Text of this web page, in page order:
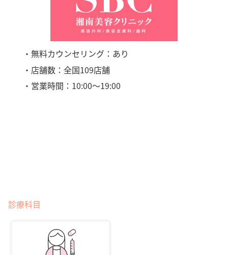
・無料カウンセリング：あり
・店舗数：全国109店舗
・営業時間：10:00〜19:00
診療科目